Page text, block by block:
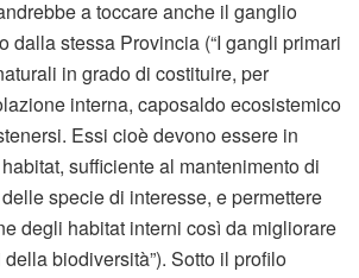
a toccare anche il ganglio
dalla stessa Provincia (“I gangli primari
in grado di costituire, per
interna, caposaldo ecosistemico
Essi cioè devono essere in
sufficiente al mantenimento di
specie di interesse, e permettere
degli habitat interni così da migliorare
biodiversità”). Sotto il profilo